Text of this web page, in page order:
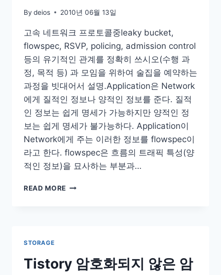
병
현
상
By deios 2010년 06월 13일
고속 네트워크 프로토콜중leaky bucket,
flowspec, RSVP, policing, admission control
등의 유기적인 관계를 정확히 쓰시오(수행 과
정, 목적 등) 과 모임을 위하여 술집을 예약하는
과정을 빗대어서 설명.Application은 Network
에게 질적인 정보나 양적인 정보를 준다. 질적
인 정보는 쉽게 명세가 가능하지만 양적인 정
보는 쉽게 명세가 불가능하다. Application이
Network에게 주는 이러한 정보를 flowspec이
라고 한다. flowspec은 흐름의 트래픽 특성(양
적인 정보)을 묘사하는 부분과…
READ MORE
토
STORAGE
Tistory 암호화되지 않은 암